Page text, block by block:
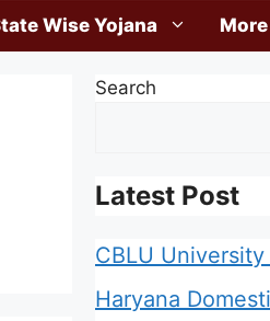
Wise Yojana
Search
Latest Post
CBLU
Haryana